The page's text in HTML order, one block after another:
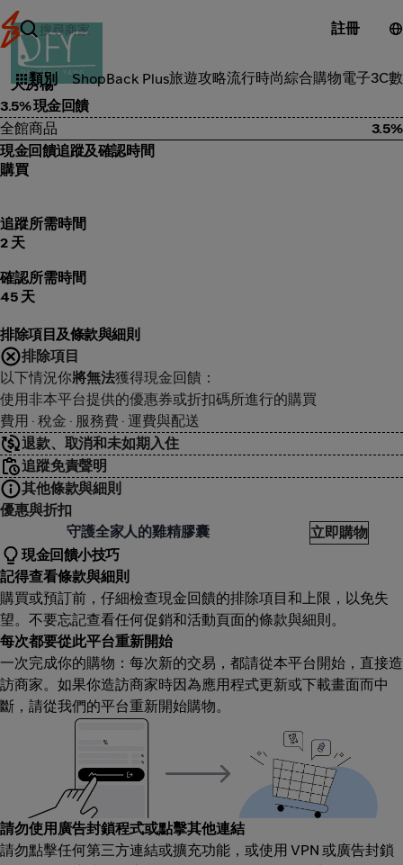
註冊
類別 ShopBack Plus旅遊攻略流行時尚綜合購物電子3C
保健
大房楊
3.5% 現金回饋
全館商品
3.5%
現金回饋追蹤及確認時間
購買
追蹤所需時間
2 天
確認所需時間
45 天
排除項目及條款與細則
排除項目
以下情況你將無法獲得現金回饋：
使用非本平台提供的優惠券或折扣碼所進行的購買
費用 · 稅金 · 服務費 · 運費與配送
退款、取消和未如期入住
追蹤免責聲明
其他條款與細則
優惠與折扣
守護全家人的雞精膠囊
立即購物
現金回饋小技巧
記得查看條款與細則
購買或預訂前，仔細檢查現金回饋的排除項目和上限，以免失
望。不要忘記查看任何促銷和活動頁面的條款與細則。
每次都要從此平台重新開始
一次完成你的購物：每次新的交易，都請從本平台開始，直接造
訪商家。如果你造訪商家時因為應用程式更新或下載畫面而中
斷，請從我們的平台重新開始購物。
請勿使用廣告封鎖程式或點擊其他連結
請勿點擊任何第三方連結或擴充功能，或使用 VPN 或廣告封鎖